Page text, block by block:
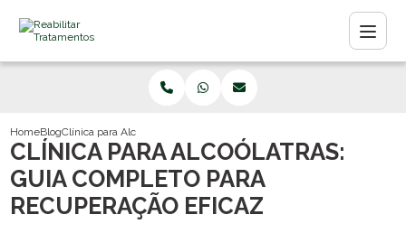
HomeBlogClínica para Alcoólatras: Guia Completo para Recuperação Eficaz
CLÍNICA PARA ALCOÓLATRAS:
GUIA COMPLETO PARA
RECUPERAÇÃO EFICAZ